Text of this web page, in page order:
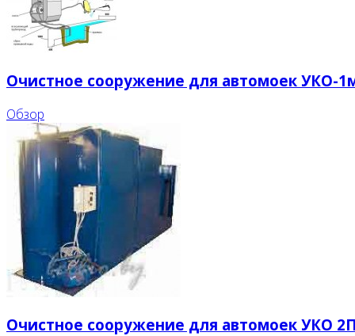
Очистное сооружение для автомоек УКО-
Обзор
Очистное сооружение для автомоек УКО